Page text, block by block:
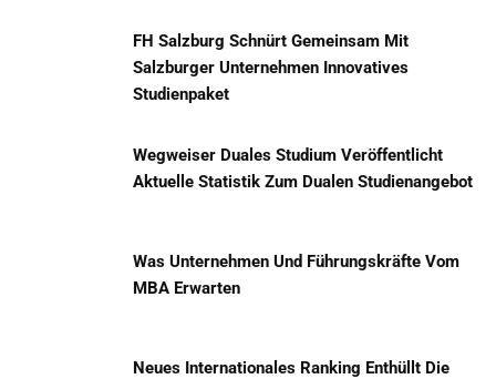
FH Salzburg Schnürt Gemeinsam Mit
Salzburger Unternehmen Innovatives
Studienpaket
Wegweiser Duales Studium Veröffentlicht
Aktuelle Statistik Zum Dualen Studienangebot
Was Unternehmen Und Führungskräfte Vom
MBA Erwarten
Neues Internationales Ranking Enthüllt Die